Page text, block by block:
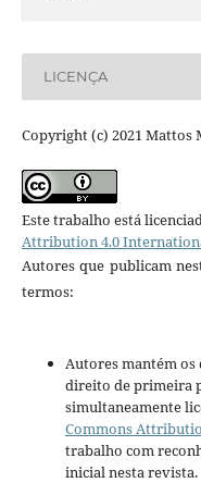
LICENÇA
Copyright (c) 2021 Mattos
Este trabalho está
Attribution 4.0
Autores que publicam
termos:
Autores mantém os
direito de primeira
simultaneamente
Commons
trabalho com
inicial nesta revista.